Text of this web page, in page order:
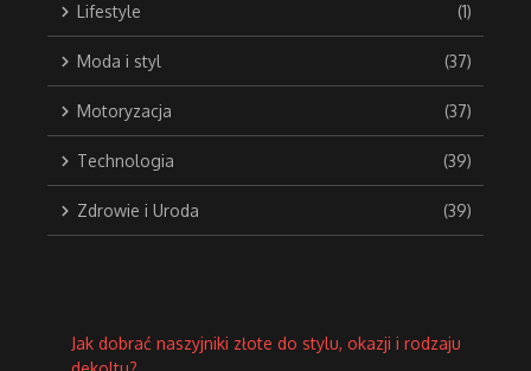
Lifestyle (1)
Moda i styl (37)
Motoryzacja (37)
Technologia (39)
Zdrowie i Uroda (39)
Jak dobrać naszyjniki złote do stylu, okazji i rodzaju